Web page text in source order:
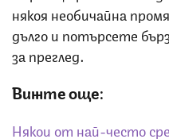
някоя необичайна
дълго и потърсете
за преглед.
Вижте още:
Някои от най-често